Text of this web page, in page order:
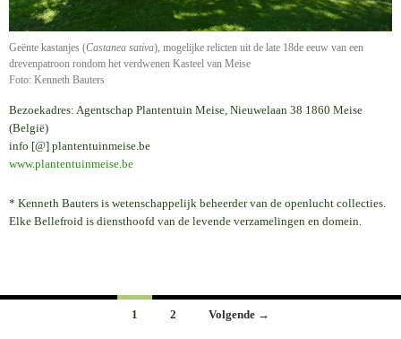
Geënte kastanjes (Castanea sativa), mogelijke relicten uit de late 18de eeuw van een
drevenpatroon rondom het verdwenen Kasteel van Meise
Foto: Kenneth Bauters
Bezoekadres: Agentschap Plantentuin Meise, Nieuwelaan 38 1860 Meise
(België)
info [@] plantentuinmeise.be
www.plantentuinmeise.be
* Kenneth Bauters is wetenschappelijk beheerder van de openlucht collecties.
Elke Bellefroid is diensthoofd van de levende verzamelingen en domein.
1 2 Volgende →